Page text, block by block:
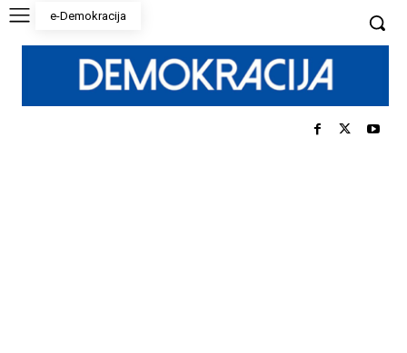
e-Demokracija